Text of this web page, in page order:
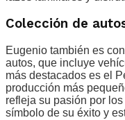
Colección de
Eugenio también es
autos, que incluye
más destacados es el
producción más
refleja su pasión por
símbolo de su éxito y